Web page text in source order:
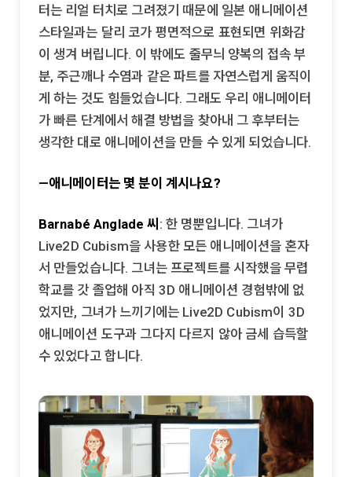
터는 리얼 터치로 그려졌기 때문에 일본 애니메이션
스타일과는 달리 코가 평면적으로 표현되면 위화감
이 생겨 버립니다. 이 밖에도 줄무늬 양복의 접속 부
분, 주근깨나 수염과 같은 파트를 자연스럽게 움직이
게 하는 것도 힘들었습니다. 그래도 우리 애니메이터
가 빠른 단계에서 해결 방법을 찾아내 그 후부터는
생각한 대로 애니메이션을 만들 수 있게 되었습니다.
—애니메이터는 몇 분이 계시나요?
Barnabé Anglade 씨 : 한 명뿐입니다. 그녀가
Live2D Cubism을 사용한 모든 애니메이션을 혼자
서 만들었습니다. 그녀는 프로젝트를 시작했을 무렵
학교를 갓 졸업해 아직 3D 애니메이션 경험밖에 없
었지만, 그녀가 느끼기에는 Live2D Cubism이 3D
애니메이션 도구과 그다지 다르지 않아 금세 습득할
수 있었다고 합니다.